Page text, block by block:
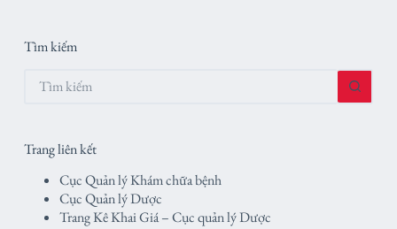
Tìm kiếm
Không
Trang liên kết
Cục Quản lý Khám chữa bệnh
Cục Quản lý Dược
Trang Kê Khai Giá – Cục quản lý Dược